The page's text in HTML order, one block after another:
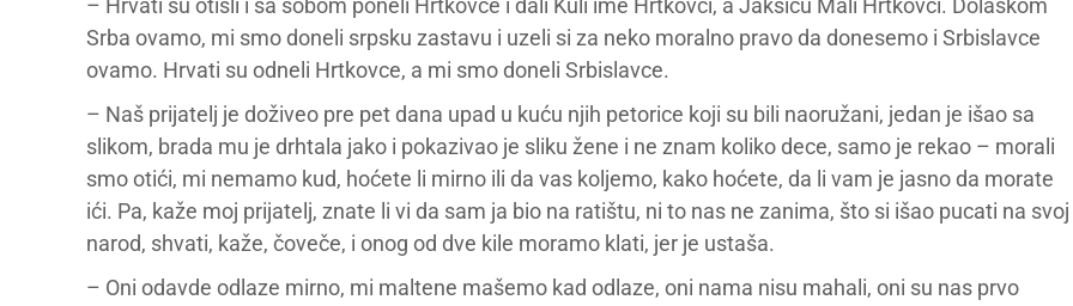
– Hrvati su otišli i sa sobom poneli Hrtkovce i dali Kuli ime Hrtkovci, a Jakšiću Mali Hrtkovci. Dolaskom
Srba ovamo, mi smo doneli srpsku zastavu i uzeli si za neko moralno pravo da donesemo i Srbislavce
ovamo. Hrvati su odneli Hrtkovce, a mi smo doneli Srbislavce.
– Naš prijatelj je doživeo pre pet dana upad u kuću njih petorice koji su bili naoružani, jedan je išao sa
slikom, brada mu je drhtala jako i pokazivao je sliku žene i ne znam koliko dece, samo je rekao – morali
smo otići, mi nemamo kud, hoćete li mirno ili da vas koljemo, kako hoćete, da li vam je jasno da morate
ići. Pa, kaže moj prijatelj, znate li vi da sam ja bio na ratištu, ni to nas ne zanima, što si išao pucati na svoj
narod, shvati, kaže, čoveče, i onog od dve kile moramo klati, jer je ustaša.
– Oni odavde odlaze mirno, mi maltene mašemo kad odlaze, oni nama nisu mahali, oni su nas prvo